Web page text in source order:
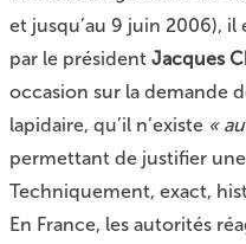
et jusqu’au 9 juin 2006), il
par le président Jacques
occasion sur la demande
lapidaire, qu’il n’existe «
permettant de justifier
Techniquement, exact,
En France, les autorités